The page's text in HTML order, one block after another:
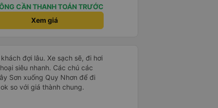
êm cực. + Giường
ở trên không bị vướng chân
dừng nữa. 10đ cho sự tinh tế
CẦN THANH TOÁN TRƯỚC
Xem giá
đợi lâu. Xe sạch sẽ, đi hơi
siêu nhanh. Các chú các
Sơn xuống Quy Nhơn để đi
so với giá thành chung.